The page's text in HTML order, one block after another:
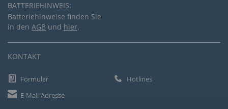
BATTERIEHINWEIS:
Batteriehinweise finden Sie
in den AGB und hier.
KONTAKT
Formular
Hotlines
E-Mail-Adresse